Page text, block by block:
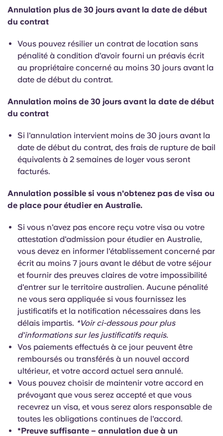
Annulation plus de 30 jours avant la date de début
du contrat
Vous pouvez résilier un contrat de location sans
pénalité à condition d'avoir fourni un préavis écrit
au propriétaire concerné au moins 30 jours avant la
date de début du contrat.
Annulation moins de 30 jours avant la date de début
du contrat
Si l'annulation intervient moins de 30 jours avant la
date de début du contrat, des frais de rupture de bail
équivalents à 2 semaines de loyer vous seront
facturés.
Annulation possible si vous n'obtenez pas de visa ou
de place pour étudier en Australie.
Si vous n'avez pas encore reçu votre visa ou votre
attestation d'admission pour étudier en Australie,
vous devez en informer l'établissement concerné par
écrit au moins 7 jours avant le début de votre séjour
et fournir des preuves claires de votre impossibilité
d'entrer sur le territoire australien. Aucune pénalité
ne vous sera appliquée si vous fournissez les
justificatifs et la notification nécessaires dans les
délais impartis. *Voir ci-dessous pour plus
d'informations sur les justificatifs requis.
Vos paiements effectués à ce jour peuvent être
remboursés ou transférés à un nouvel accord
ultérieur, et votre accord actuel sera annulé.
Vous pouvez choisir de maintenir votre accord en
prévoyant que vous serez accepté et que vous
recevrez un visa, et vous serez alors responsable de
toutes les obligations continues de l'accord.
*Preuve suffisante – annulation due à un